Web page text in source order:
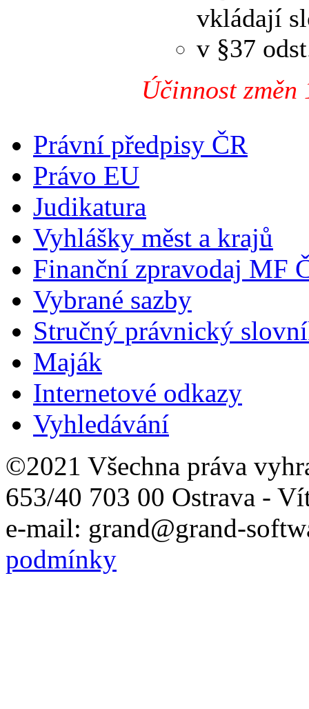
vkládají
v §37
Účinnost změn
Právní předpisy ČR
Právo EU
Judikatura
Vyhlášky měst a krajů
Finanční zpravodaj MF
Vybrané sazby
Stručný právnický
Maják
Internetové odkazy
Vyhledávání
©2021 Všechna práva
653/40 703 00 Ostrava -
e-mail: grand@grand-
podmínky